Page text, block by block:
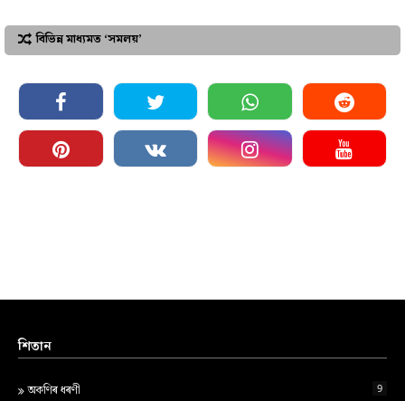
বিভিন্ন মাধ্যমত ‘সমলয়’
শিতান
অকণিৰ ধৰণী 9